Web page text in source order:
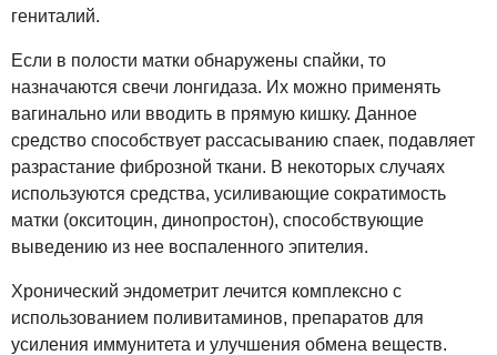
гениталий.
Если в полости матки обнаружены спайки, то
назначаются свечи лонгидаза. Их можно применять
вагинально или вводить в прямую кишку. Данное
средство способствует рассасыванию спаек, подавляет
разрастание фиброзной ткани. В некоторых случаях
используются средства, усиливающие сократимость
матки (окситоцин, динопростон), способствующие
выведению из нее воспаленного эпителия.
Хронический эндометрит лечится комплексно с
использованием поливитаминов, препаратов для
усиления иммунитета и улучшения обмена веществ.